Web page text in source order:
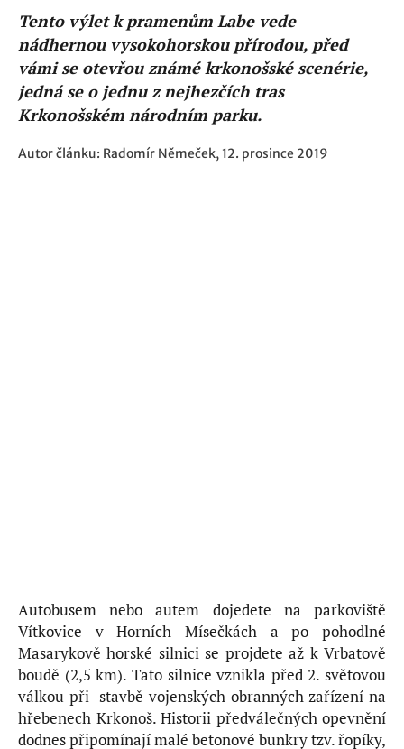
Tento výlet k pramenům Labe vede
nádhernou vysokohorskou přírodou, před
vámi se otevřou známé krkonošské scenérie,
jedná se o jednu z nejhezčích tras
Krkonošském národním parku.
Autor článku: Radomír Němeček, 12. prosince 2019
Autobusem nebo autem dojedete na parkoviště
Vítkovice v Horních Mísečkách a po pohodlné
Masarykově horské silnici se projdete až k Vrbatově
boudě (2,5 km). Tato silnice vznikla před 2. světovou
válkou při stavbě vojenských obranných zařízení na
hřebenech Krkonoš. Historii předválečných opevnění
dodnes připomínají malé betonové bunkry tzv. řopíky,